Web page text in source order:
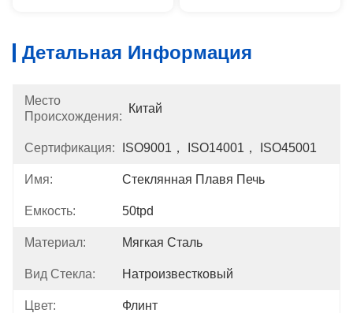
Детальная Информация
Место
Происхождения:
Китай
Сертификация: ISO9001， ISO14001， ISO45001
Имя: Стеклянная Плавя Печь
Емкость: 50tpd
Материал: Мягкая Сталь
Вид Стекла: Натроизвестковый
Цвет: Флинт